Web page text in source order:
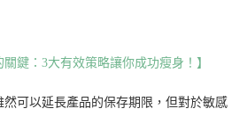
關鍵：3大有效策略讓你成功瘦身！】
可以延長產品的保存期限，但對於敏感